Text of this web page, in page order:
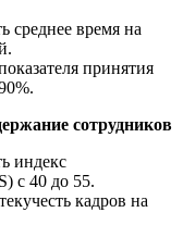
среднее время на
принятия
сотрудников
индекс
с 40 до 55.
кадров на